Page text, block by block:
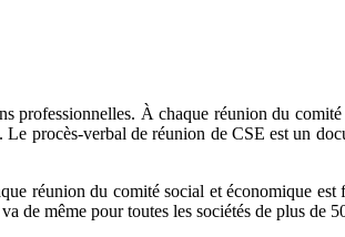
professionnelles. À chaque réunion du
Le procès-verbal de réunion de CSE est un
réunion du comité social et économique est
de même pour toutes les sociétés de plus de